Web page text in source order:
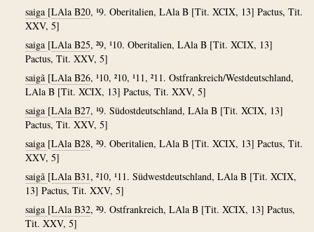
saiga [LAla B20, ¹9. Oberitalien, LAla B [Tit. XCIX, 13] Pactus, Tit.
XXV, 5]
saiga [LAla B25, ²9, ¹10. Oberitalien, LAla B [Tit. XCIX, 13]
Pactus, Tit. XXV, 5]
saigã [LAla B26, ¹10, ²10, ¹11, ²11. Ostfrankreich/Westdeutschland,
LAla B [Tit. XCIX, 13] Pactus, Tit. XXV, 5]
saiga [LAla B27, ¹9. Südostdeutschland, LAla B [Tit. XCIX, 13]
Pactus, Tit. XXV, 5]
saiga [LAla B28, ²9. Oberitalien, LAla B [Tit. XCIX, 13] Pactus, Tit.
XXV, 5]
saigã [LAla B31, ²10, ¹11. Südwestdeutschland, LAla B [Tit. XCIX,
13] Pactus, Tit. XXV, 5]
saiga [LAla B32, ²9. Ostfrankreich, LAla B [Tit. XCIX, 13] Pactus,
Tit. XXV, 5]